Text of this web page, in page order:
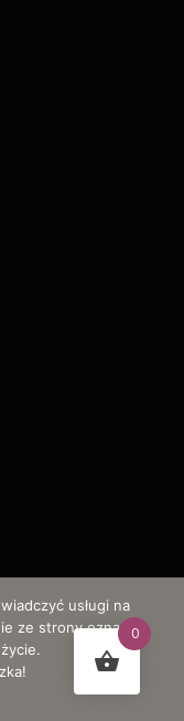
- szydełkowe wzory,
0
usługi na
ze strony oznacza,